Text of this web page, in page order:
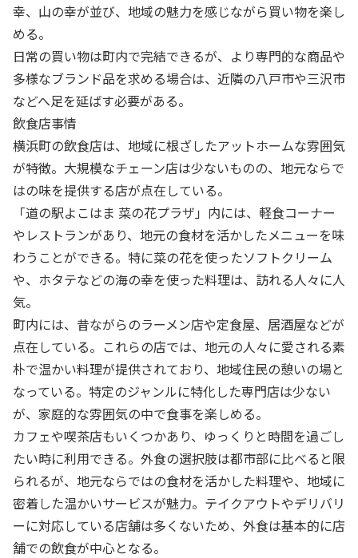
幸、山の幸が並び、地域の魅力を感じながら買い物を楽し
める。
日常の買い物は町内で完結できるが、より専門的な商品や
多様なブランド品を求める場合は、近隣の八戸市や三沢市
などへ足を延ばす必要がある。
飲食店事情
横浜町の飲食店は、地域に根ざしたアットホームな雰囲気
が特徴。大規模なチェーン店は少ないものの、地元ならで
はの味を提供する店が点在している。
「道の駅よこはま 菜の花プラザ」内には、軽食コーナー
やレストランがあり、地元の食材を活かしたメニューを味
わうことができる。特に菜の花を使ったソフトクリーム
や、ホタテなどの海の幸を使った料理は、訪れる人々に人
気。
町内には、昔ながらのラーメン店や定食屋、居酒屋などが
点在している。これらの店では、地元の人々に愛される素
朴で温かい料理が提供されており、地域住民の憩いの場と
なっている。特定のジャンルに特化した専門店は少ない
が、家庭的な雰囲気の中で食事を楽しめる。
カフェや喫茶店もいくつかあり、ゆっくりと時間を過ごし
たい時に利用できる。外食の選択肢は都市部に比べると限
られるが、地元ならではの食材を活かした料理や、地域に
密着した温かいサービスが魅力。テイクアウトやデリバリ
ーに対応している店舗は多くないため、外食は基本的に店
舗での飲食が中心となる。